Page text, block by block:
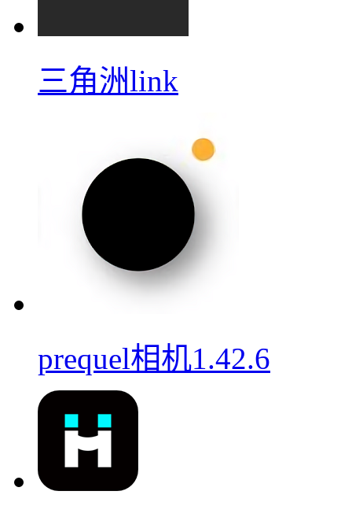
三角洲link
prequel相机1.42.6